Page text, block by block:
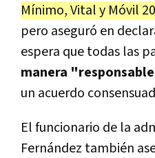
Mínimo, Vital y Móvil
pero aseguró en
espera que todas las
manera
un acuerdo
El funcionario de la
Fernández también